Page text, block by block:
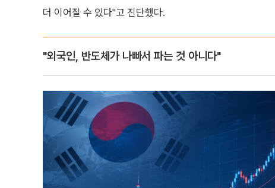
더 이어질 수 있다"고 진단했다.
"외국인, 반도체가 나빠서 파는 것 아니다"